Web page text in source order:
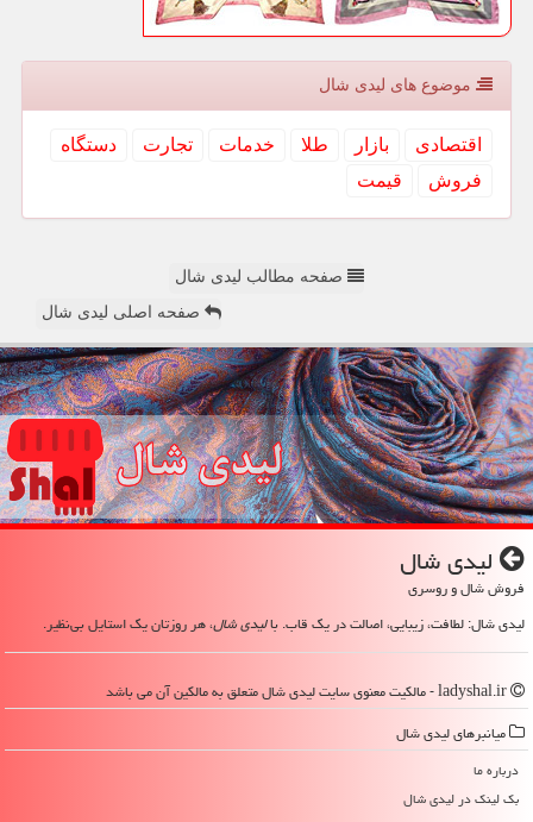
موضوع های لیدی شال
اقتصادی بازار طلا خدمات تجارت
دستگاه
فروش
قیمت
صفحه مطالب لیدی شال
صفحه اصلی لیدی شال
لیدی شال
فروش شال و روسری
لیدی شال: لطافت، زیبایی، اصالت در یک قاب. بالیدی شال، هر روزتان یک استایل بی‌نظیر.
میانبرهای لیدی شال
درباره ما
بک لینک در لیدی شال